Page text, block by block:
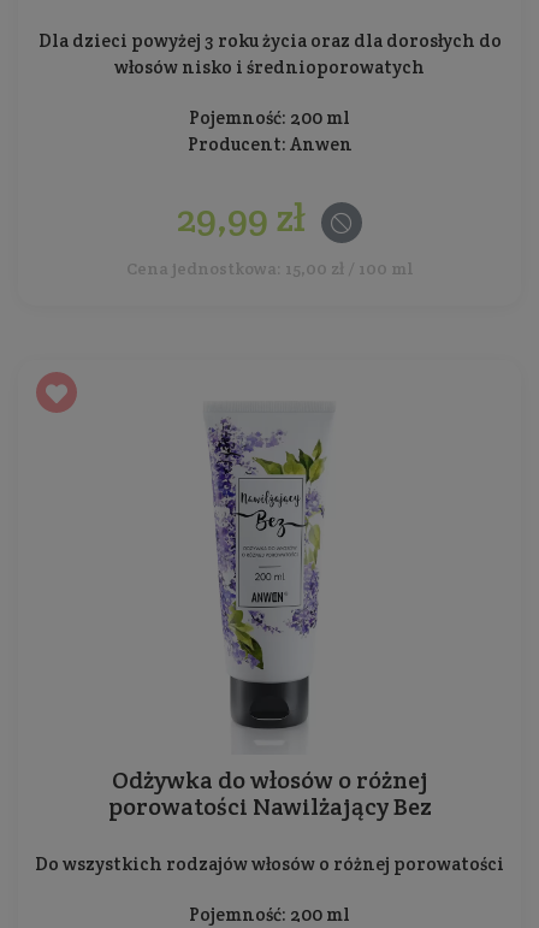
Dla dzieci powyżej 3 roku życia oraz dla dorosłych do
włosów nisko i średnioporowatych
Pojemność: 200 ml
Producent: Anwen
29,99 zł
Cena jednostkowa: 15,00 zł / 100 ml
Odżywka do włosów o różnej
porowatości Nawilżający Bez
Do wszystkich rodzajów włosów o różnej porowatości
Pojemność: 200 ml